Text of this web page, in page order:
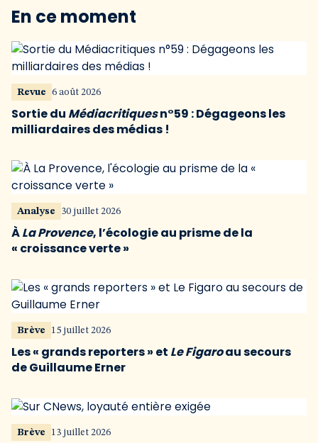
En ce moment
Revue 6 août 2026
Sortie du Médiacritiquesn°59 : Dégageons les
milliardaires des médias !
Analyse 30 juillet 2026
ÀLa Provence, l’écologie au prisme de la
« croissance verte »
Brève 15 juillet 2026
Les « grands reporters » et Le Figaroau secours
de Guillaume Erner
Brève 13 juillet 2026